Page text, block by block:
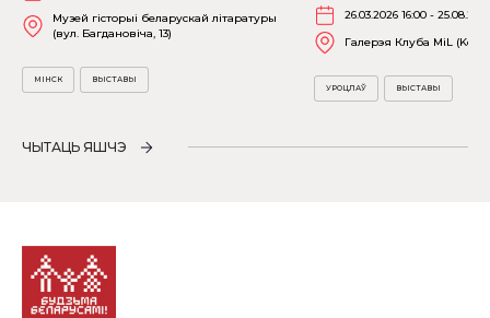
Музей гісторыі беларускай літаратуры
(вул. Багдановіча, 13)
МІНСК ВЫСТАВЫ
26.03.2026 16:00 -
Галерэя Клуба MiL
УРОЦЛАЎ ВЫСТАВЫ
ЧЫТАЦЬ ЯШЧЭ